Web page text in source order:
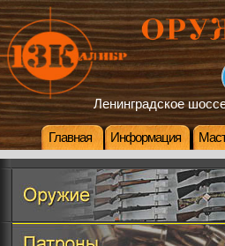
Ленинградское
Главная Информация